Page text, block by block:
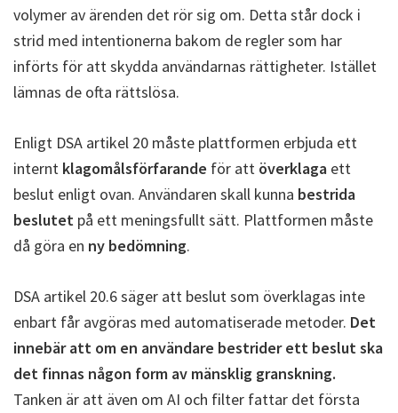
volymer av ärenden det rör sig om. Detta står dock i
strid med intentionerna bakom de regler som har
införts för att skydda användarnas rättigheter. Istället
lämnas de ofta rättslösa.
Enligt DSA artikel 20 måste plattformen erbjuda ett
internt klagomålsförfarande för att överklaga ett
beslut enligt ovan. Användaren skall kunna bestrida
beslutet på ett meningsfullt sätt. Plattformen måste
då göra en ny bedömning.
DSA artikel 20.6 säger att beslut som överklagas inte
enbart får avgöras med automatiserade metoder. Det
innebär att om en användare bestrider ett beslut ska
det finnas någon form av mänsklig granskning.
Tanken är att även om AI och filter fattar det första